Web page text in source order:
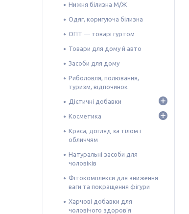
Нижня білизна М/Ж
Одяг, коригуюча білизна
ОПТ — товарі гуртом
Товари для дому й авто
Засоби для дому
Риболовля, полювання,
туризм, відпочинок
Дієтичні добавки
Косметика
Краса, догляд за тілом і
обличчям
Натуральні засоби для
чоловіків
Фітокомплекси для зниження
ваги та покращення фігури
Харчові добавки для
чоловічого здоров'я